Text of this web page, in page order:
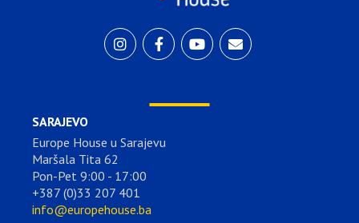
SARAJEVO
Europe House u Sarajevu
Maršala Tita 62
Pon-Pet 9:00 - 17:00
+387 (0)33 207 401
info@europehouse.ba